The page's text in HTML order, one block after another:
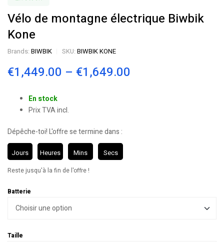
Vélo de montagne électrique Biwbik
Kone
Brands: BIWBIK SKU: BIWBIK KONE
€1,449.00 – €1,649.00
En stock
Prix TVA incl.
Dépêche-toi! L'offre se termine dans :
Jours Heures Mins Secs
Reste jusqu'à la fin de l'offre !
Batterie
Taille